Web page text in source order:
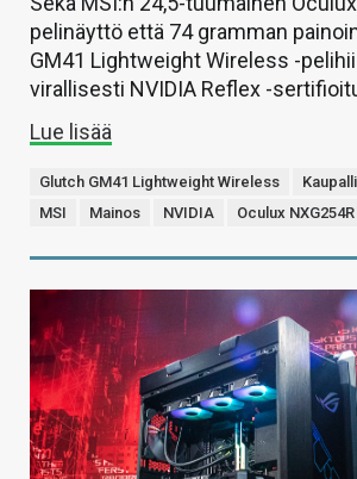
pelinäyttö että 74 gramman
GM41 Lightweight Wireless -
virallisesti NVIDIA Reflex -
Lue lisää
Glutch GM41 Lightweight Wireless
MSI
Mainos NVIDIA Oculux NXG254R